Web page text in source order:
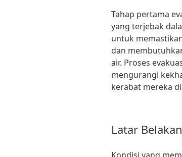
Tahap pertama
yang terjebak
untuk
dan
air. Proses
mengurangi
kerabat mereka
Latar